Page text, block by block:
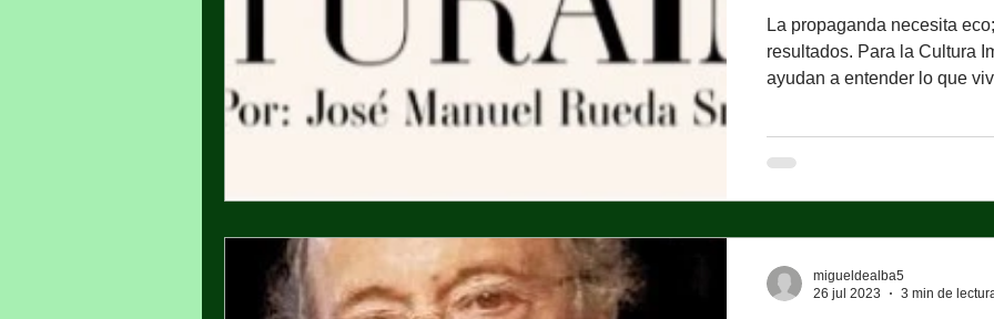
La propaganda necesita
resultados. Para la Cultura Impar , hay conceptos que
ayudan a entender lo que
discurso . Todas las
mayor interés sobre el
migueldealba5
26 jul 2023
3 min de